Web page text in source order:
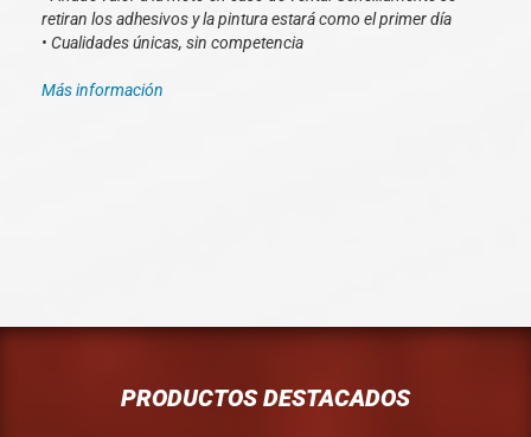
retiran los adhesivos y la pintura estará como el primer día
• Cualidades únicas, sin competencia
Más información
PRODUCTOS DESTACADOS